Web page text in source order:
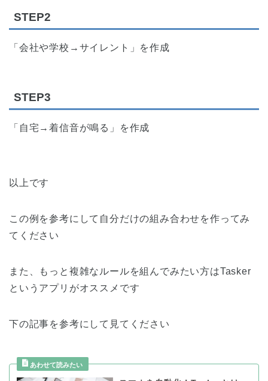
STEP2
「会社や学校→サイレント」を作成
STEP3
「自宅→着信音が鳴る」を作成
以上です
この例を参考にして自分だけの組み合わせを作ってみ
てください
また、もっと複雑なルールを組んでみたい方はTasker
というアプリがオススメです
下の記事を参考にして見てください